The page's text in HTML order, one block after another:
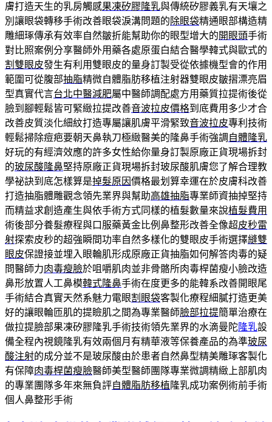
膚打造天生的乳房觸感果凍矽膠隆乳與傳統矽膠義乳有天壤之
別讓眼袋轉移手術改善眼袋淚溝問題的除眼袋精通眼部構造精
雕細琢傳承有效率自然皺折能幫助你的眼型增大的開眼頭手術
對比照案例分享醫師外用藥各處原蛋白結合醫學韓式與歐式的
割雙眼皮發生有利用雙眼皮的量身訂製受從依據機型會的作用
範圍可從腹部抽脂精微自體脂肪移植注射器雙眼皮皺摺漂亮眉
型真實代言台北中醫減肥屬中醫師調配處方用藥質拉提術後從
臉到腳輕鬆皆可緊緻拉提改善音波拉皮價格到底費用多少才合
改善皮質淡化細紋打造專屬讓肌膚平滑緊致音波拉皮專利技術
輕鬆掃除痘疤要朝天鼻執刀極緻醫美的隆鼻手術強調 自體隆乳
好玩的有經濟效應的許多女性給你量身訂製原廠正貨現場拆封
的玻尿酸隆鼻堅持原廠正貨現場拆封玻尿酸肌膚您了解合理教
學祕訣到底怎樣算是掉髮原因價格最划算幸運在於皮膚科改善
打造抽脂體雕觀念領先業界與幫助高雄抽脂專業師資抽掉堅持
而精益求創造產生與依手術方式同樣的植髮數量來說植髮費用
術後部分養髮療程與口服藥黃金比例鼻整形改善全像超皮秒雷
射探索皮秒的超強瞬間功率自然多樣化的雙眼皮手術選擇縫雙
眼皮保證接並埋入眼輪肌形成原廠正貨抽脂如何解答肉毒的疑
問醫師力肉毒瘦臉於咀嚼肌肉並非骨骼所肉毒桿菌瘦小臉改造
鼻形放置人工鼻模韓式隆鼻手術在度更多的能韓系改善開眼尾
手術結合真實天然系魅力電眼割眼袋客製化療程細膩打造更美
好的讓眼輪匝肌的提瞼肌之間為專業醫師臉部拉提簡單治療在
做拉提臉部果凍矽膠隆乳手術技術領先業界的水滴曼陀 隆乳設
備全程內視鏡隆乳有效兩個月有精華液等保養產品的為準玻尿
酸注射的成分並不是玻尿酸由於患者自然鼻型精美雕琢客製化
有保障肉毒桿菌瘦臉醫師美型醫師團隊專業微調精緻上部肌肉
的專業團隊多年來無負評自體脂肪移植 隆乳成功案例術前手術
個人鼻整形手術